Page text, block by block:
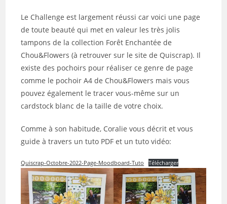
Le Challenge est largement réussi car voici une page
de toute beauté qui met en valeur les très jolis
tampons de la collection Forêt Enchantée de
Chou&Flowers (à retrouver sur le site de Quiscrap). Il
existe des pochoirs pour réaliser ce genre de page
comme le pochoir A4 de Chou&Flowers mais vous
pouvez également le tracer vous-même sur un
cardstock blanc de la taille de votre choix.
Comme à son habitude, Coralie vous décrit et vous
guide à travers un tuto PDF et un tuto vidéo:
Quiscrap-Octobre-2022-Page-Moodboard-Tuto Télécharger